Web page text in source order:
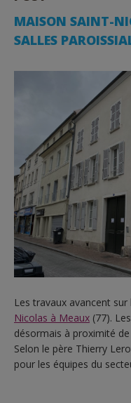
MAISON SAINT-
SALLES
Les travaux avancent
Nicolas à Meaux (77).
désormais à proximité de
Selon le père Thierry
pour les équipes du